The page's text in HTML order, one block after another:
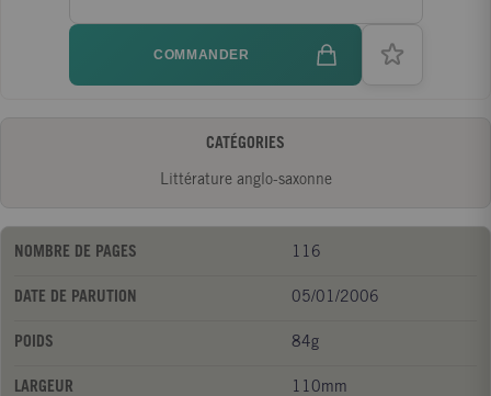
l'imposture et une vibrante histoire d'amour.
COMMANDER
CATÉGORIES
Littérature anglo-saxonne
NOMBRE DE PAGES 116
DATE DE PARUTION 05/01/2006
POIDS 84g
LARGEUR 110mm